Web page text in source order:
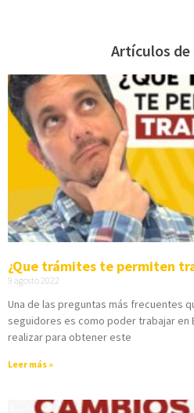
Artículos
¿Que trámites te permiten
9 agosto 2022
Una de las preguntas más frecuentes
seguidores es como poder trabajar en
realizar para obtener este
Leer más »